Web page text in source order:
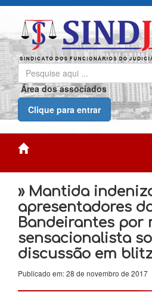
Área dos associados
Clique para entrar
» Mantida
apresentadores
Bandeirantes por
sensacionalista
discussão em
Publicado em: 28 de novembro de 2017